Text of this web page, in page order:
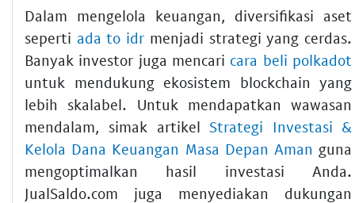
Dalam mengelola keuangan, diversifikasi aset
seperti ada to idr menjadi strategi yang cerdas.
Banyak investor juga mencari cara beli polkadot
untuk mendukung ekosistem blockchain yang
lebih skalabel. Untuk mendapatkan wawasan
mendalam, simak artikelStrategi Investasi &
Kelola Dana Keuangan Masa Depan Aman guna
mengoptimalkan hasil investasi Anda.
JualSaldo.com juga menyediakan dukungan